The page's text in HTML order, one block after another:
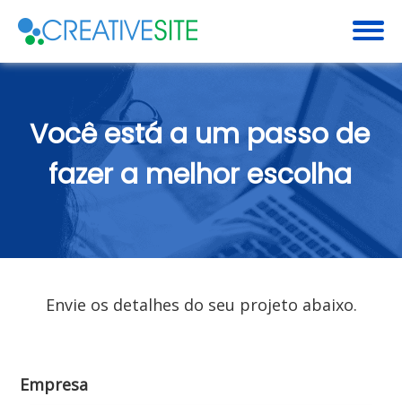
Você está a um passo de
fazer a melhor escolha
Envie os detalhes do seu projeto abaixo.
Empresa